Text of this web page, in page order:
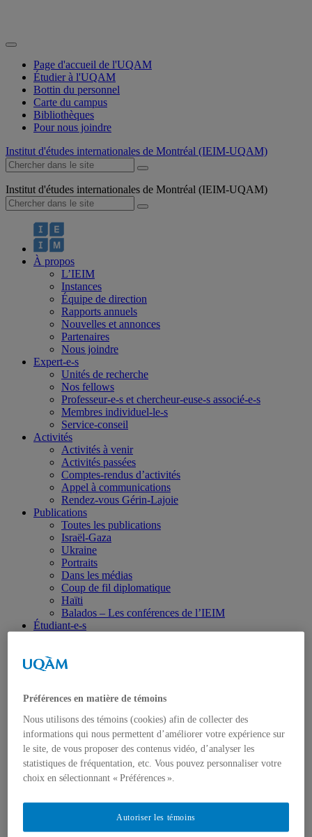
Page d'accueil de l'UQAM
Étudier à l'UQAM
Bottin du personnel
Carte du campus
Bibliothèques
Pour nous joindre
Institut d'études internationales de Montréal (IEIM-UQAM)
Institut d'études internationales de Montréal (IEIM-UQAM)
À propos
L’IEIM
Instances
Équipe de direction
Rapports annuels
Nouvelles et annonces
Partenaires
Nous joindre
Expert-e-s
Unités de recherche
Nos fellows
Professeur-e-s et chercheur-euse-s associé-e-s
Membres individuel-le-s
Service-conseil
Activités
Activités à venir
Activités passées
Comptes-rendus d’activités
Appel à communications
Rendez-vous Gérin-Lajoie
Publications
Toutes les publications
Israël-Gaza
Ukraine
Portraits
Dans les médias
Coup de fil diplomatique
Haïti
Balados – Les conférences de l’IEIM
Étudiant-e-s
Think Tank
Fellows de l’IEIM
Regards de l’IEIM
Un seul monde
Blogue Un seul monde
Publications
Partenaires
Comité scientifique
Préférences en matière de témoins
Nous utilisons des témoins (cookies) afin de collecter des
informations qui nous permettent d’améliorer votre expérience sur
le site, de vous proposer des contenus vidéo, d’analyser les
statistiques de fréquentation, etc. Vous pouvez personnaliser votre
choix en sélectionnant « Préférences ».
Autoriser les témoins